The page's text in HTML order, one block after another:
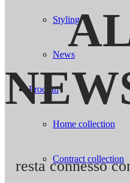
Styling
News
Prodotti
Home collection
Contract collection
resta connesso